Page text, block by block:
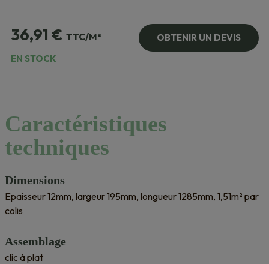
36,91 € TTC/M²
OBTENIR UN DEVIS
EN STOCK
Caractéristiques
techniques
Dimensions
Epaisseur 12mm, largeur 195mm, longueur 1285mm, 1,51m² par
colis
Assemblage
clic à plat